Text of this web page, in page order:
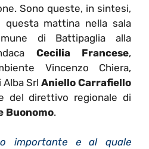
Sono queste, in sintesi,
mattina nella sala
di Battipaglia alla
Cecilia Francese,
Vincenzo Chiera,
Srl Aniello Carrafiello
del direttivo regionale di
Buonomo.
importante e al quale